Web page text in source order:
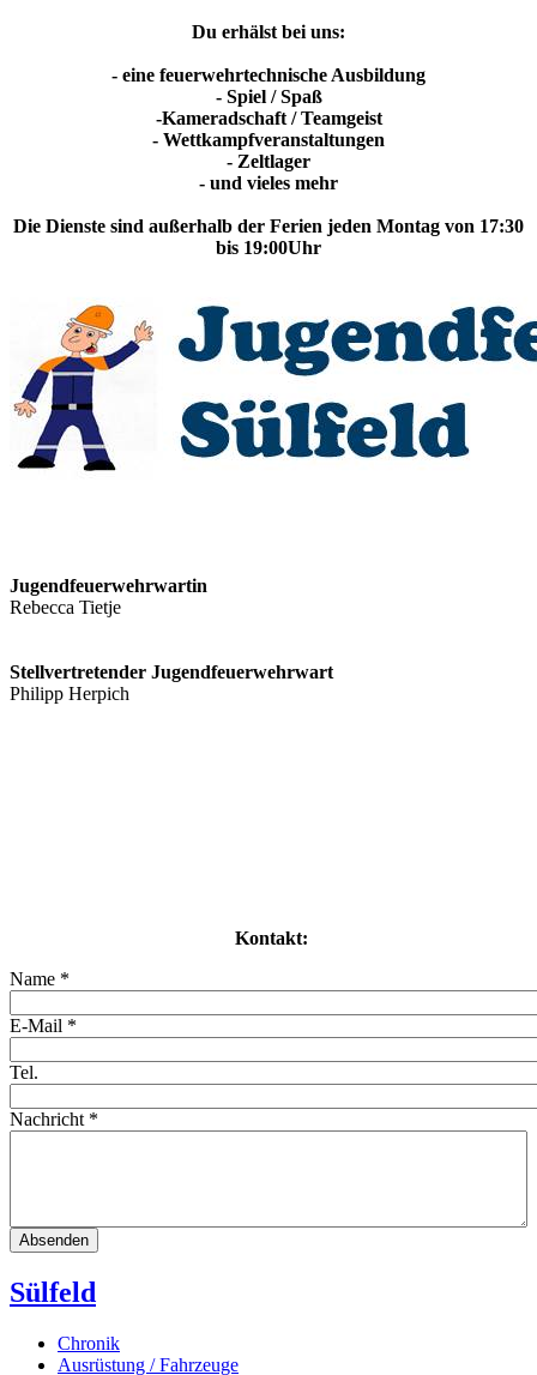
Du erhälst bei uns:
- eine feuerwehrtechnische Ausbildung
- Spiel / Spaß
-Kameradschaft / Teamgeist
- Wettkampfveranstaltungen
- Zeltlager
- und vieles mehr
Die Dienste sind außerhalb der Ferien jeden Montag von 17:30
bis 19:00Uhr
Jugendfeuerwehrwartin
Rebecca Tietje
Stellvertretender Jugendfeuerwehrwart
Philipp Herpich
Kontakt:
Name *
E-Mail *
Tel.
Nachricht *
Sülfeld
Chronik
Ausrüstung / Fahrzeuge